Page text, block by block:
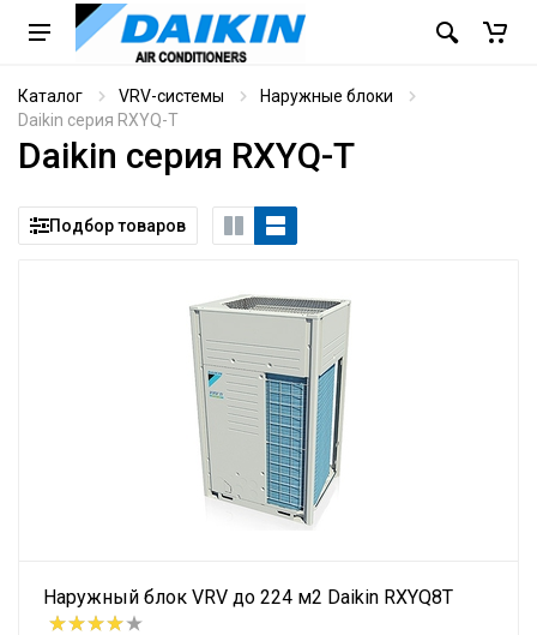
Каталог VRV-системы
Наружные блоки
Daikin серия RXYQ-T
Daikin серия RXYQ-T
Подбор товаров
Наружный блок VRV до 224 м2 Daikin RXYQ8T